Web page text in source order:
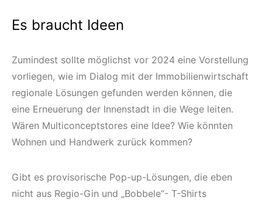
Es braucht Ideen
Zumindest sollte möglichst vor 2024 eine Vorstellung
vorliegen, wie im Dialog mit der Immobilienwirtschaft
regionale Lösungen gefunden werden können, die
eine Erneuerung der Innenstadt in die Wege leiten.
Wären Multiconceptstores eine Idee? Wie könnten
Wohnen und Handwerk zurück kommen?
Gibt es provisorische Pop-up-Lösungen, die eben
nicht aus Regio-Gin und „Bobbele“- T-Shirts